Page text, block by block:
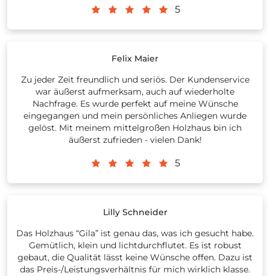
5
Felix Maier
Zu jeder Zeit freundlich und seriös. Der Kundenservice
war äußerst aufmerksam, auch auf wiederholte
Nachfrage. Es wurde perfekt auf meine Wünsche
eingegangen und mein persönliches Anliegen wurde
gelöst. Mit meinem mittelgroßen Holzhaus bin ich
äußerst zufrieden - vielen Dank!
5
Lilly Schneider
Das Holzhaus “Gila” ist genau das, was ich gesucht habe.
Gemütlich, klein und lichtdurchflutet. Es ist robust
gebaut, die Qualität lässt keine Wünsche offen. Dazu ist
das Preis-/Leistungsverhältnis für mich wirklich klasse.